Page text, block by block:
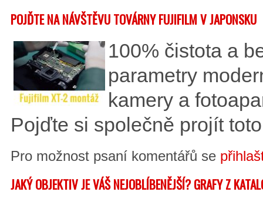
POJĎTE NA NÁVŠTĚVU TOVÁRNY FUJIFILM V JAPONSKU
100% čistota a
parametry
kamery a
Pojďte si společně projít
Pro možnost psaní komentářů se
JAKÝ OBJEKTIV JE VÁŠ NEJOBLÍBENĚJŠÍ? GRAFY Z